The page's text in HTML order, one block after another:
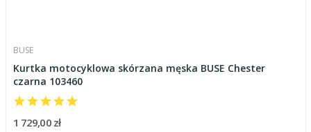
BUSE
Kurtka motocyklowa skórzana męska BUSE Chester
czarna 103460
1 729,00 zł